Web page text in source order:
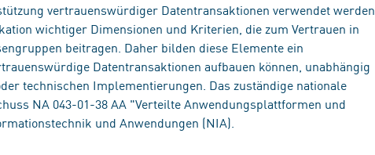
vertrauenswürdiger Datentransaktionen verwendet werden
wichtiger Dimensionen und Kriterien, die zum Vertrauen in
beitragen. Daher bilden diese Elemente ein
Datentransaktionen aufbauen können, unabhängig
technischen Implementierungen. Das zuständige nationale
NA 043-01-38 AA "Verteilte Anwendungsplattformen und
und Anwendungen (NIA).